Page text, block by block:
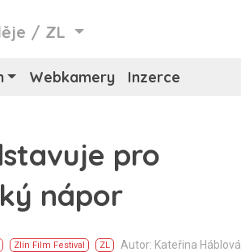
/ ZL
Webkamery Inzerce
pro
nápor
Zlín Film Festival ZL Autor: Kateřina Háblová